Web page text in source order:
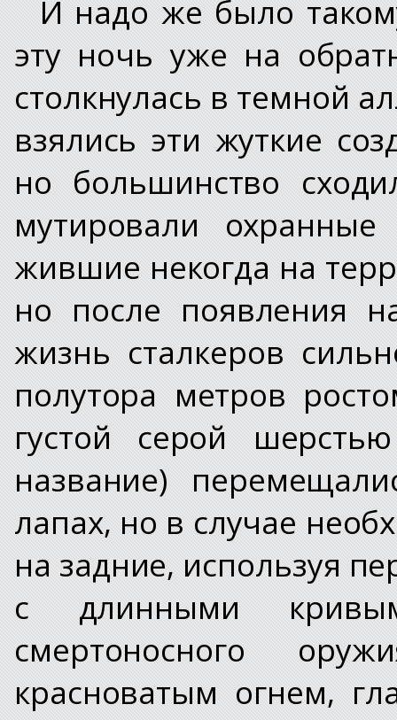
И надо же было
эту ночь уже на
столкнулась в темной
взялись эти жуткие
но большинство
мутировали
жившие некогда на
но после появления
жизнь сталкеров
полутора метров
густой серой
название)
лапах, но в случае
на задние, используя
с длинными
смертоносного
красноватым огнем,